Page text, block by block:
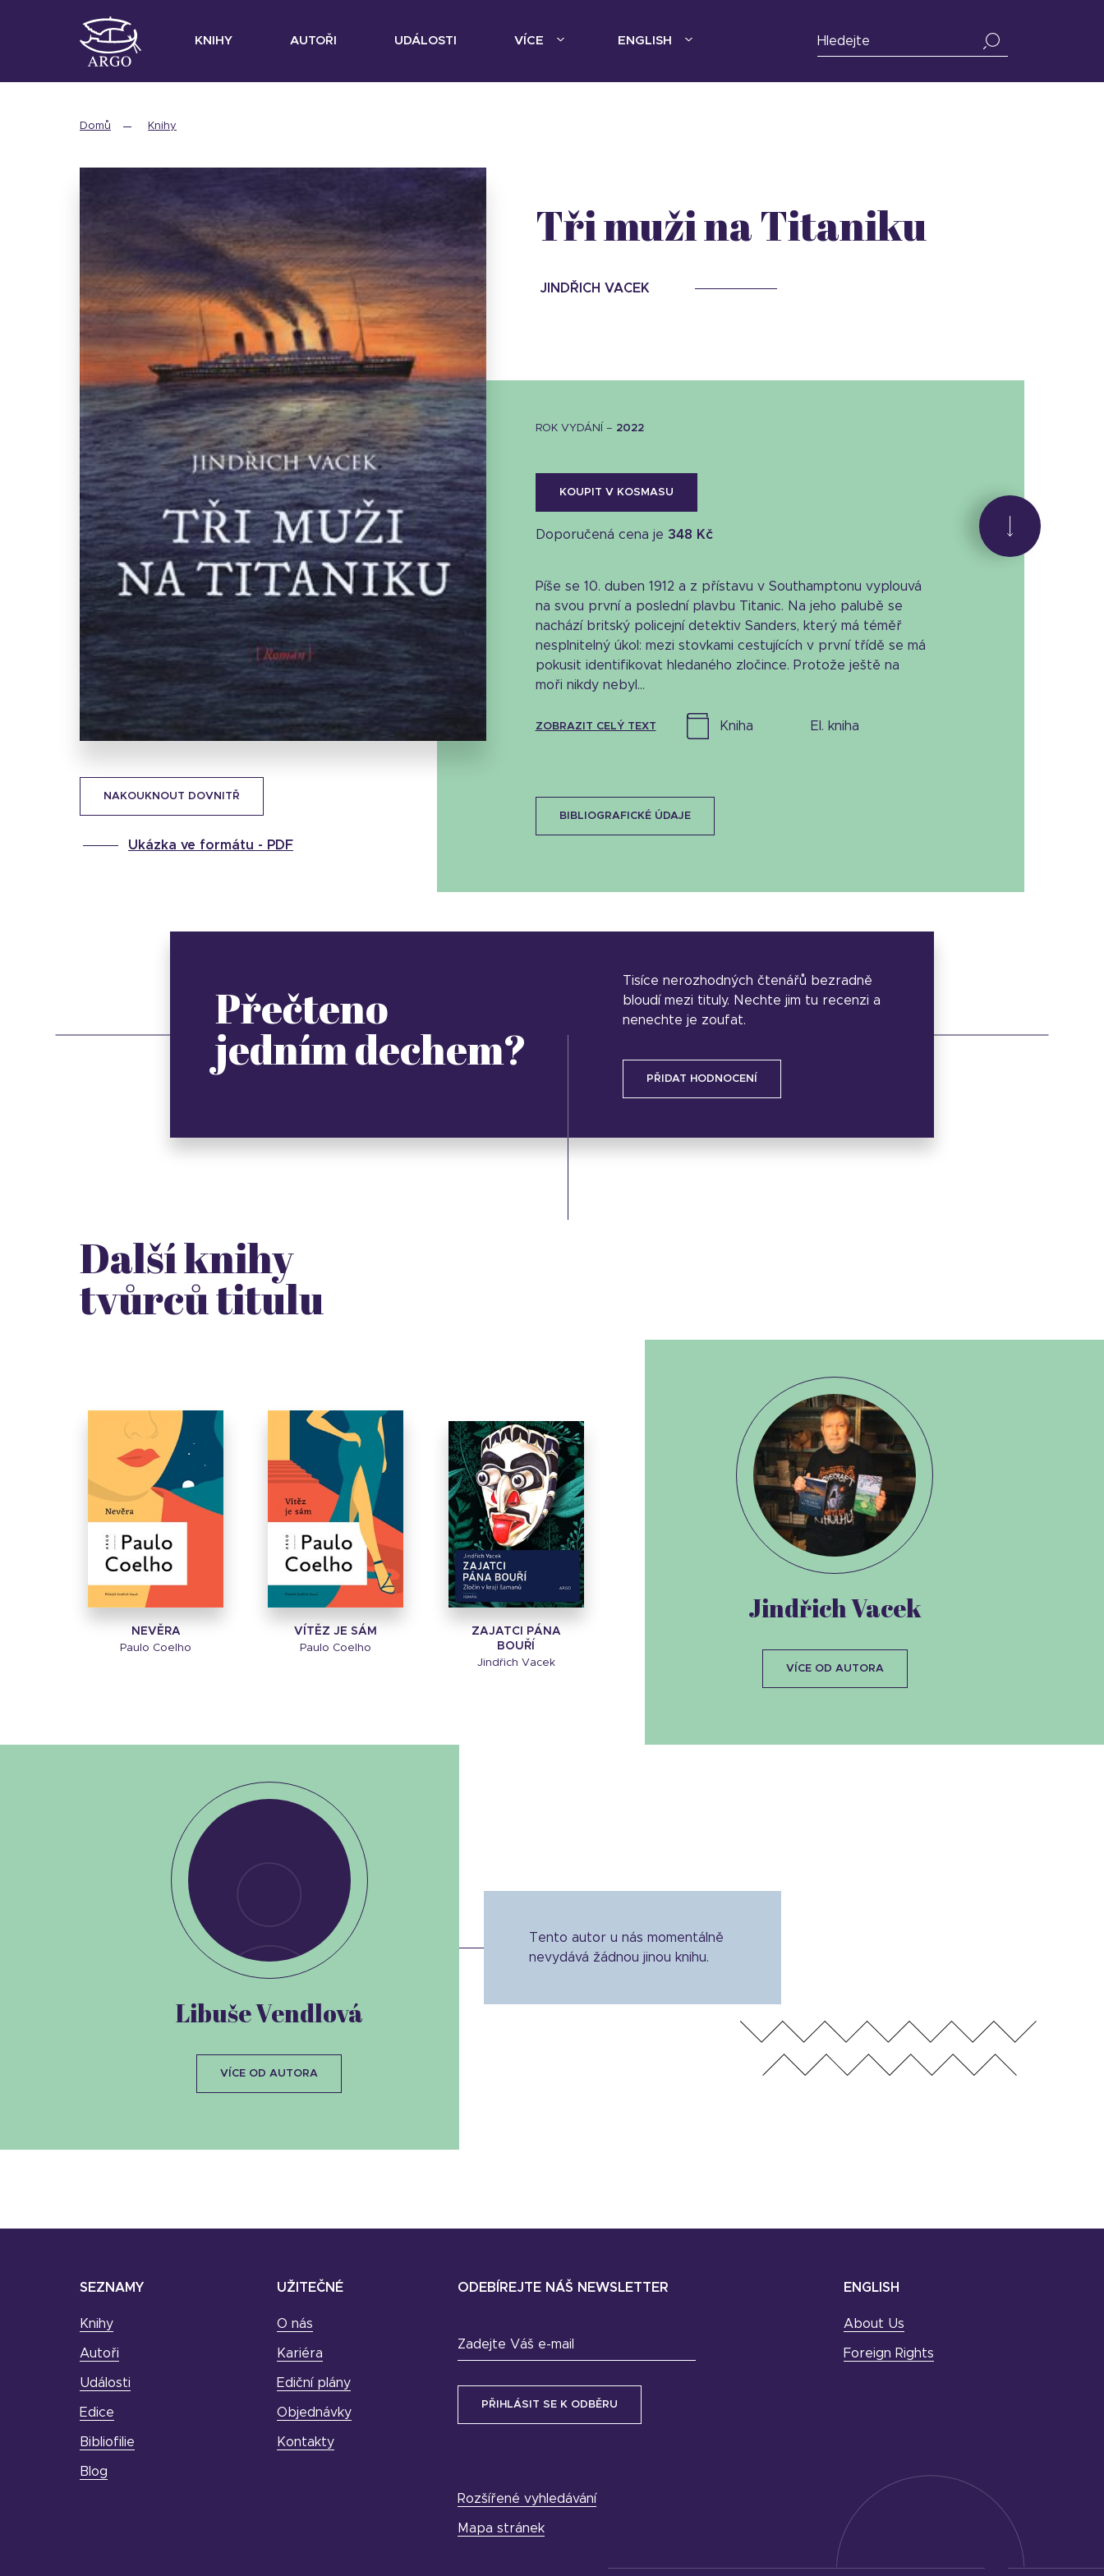
KNIHY AUTOŘI UDÁLOSTI VÍCE ENGLISH
Domů Knihy
Stáhnout obálku
NAKOUKNOUT DOVNITŘ
Ukázka ve formátu - PDF
Tři muži na Titaniku
JINDŘICH VACEK
ROK VYDÁNÍ – 2022
KOUPIT V KOSMASU
Doporučená cena je 348 Kč
Píše se 10. duben 1912 a z přístavu v Southamptonu vyplouvá
na svou první a poslední plavbu Titanic. Na jeho palubě se
nachází britský policejní detektiv Sanders, který má téměř
nesplnitelný úkol: mezi stovkami cestujících v první třídě se má
pokusit identifikovat hledaného zločince. Protože ještě na
moři nikdy nebyl...
ZOBRAZIT CELÝ TEXT kniha el. kniha
BIBLIOGRAFICKÉ ÚDAJE
Přečteno
jedním dechem?
Tisíce nerozhodných čtenářů bezradně
bloudí mezi tituly. Nechte jim tu recenzi a
nenechte je zoufat.
PŘIDAT HODNOCENÍ
Další knihy
tvůrců titulu
NEVĚRA
Paulo Coelho
VÍTĚZ JE SÁM
Paulo Coelho
ZAJATCI PÁNA
BOUŘÍ
Jindřich Vacek
Jindřich Vacek
VÍCE OD AUTORA
Tento autor u nás momentálně
nevydává žádnou jinou knihu.
Libuše Vendlová
VÍCE OD AUTORA
SEZNAMY
Knihy
Autoři
Události
Edice
Bibliofilie
Blog
UŽITEČNÉ
O nás
Kariéra
Ediční plány
Objednávky
Kontakty
ODEBÍREJTE NÁŠ NEWSLETTER
Zadejte Váš e-mail
Rozšířené vyhledávání
Mapa stránek
ENGLISH
About Us
Foreign Rights